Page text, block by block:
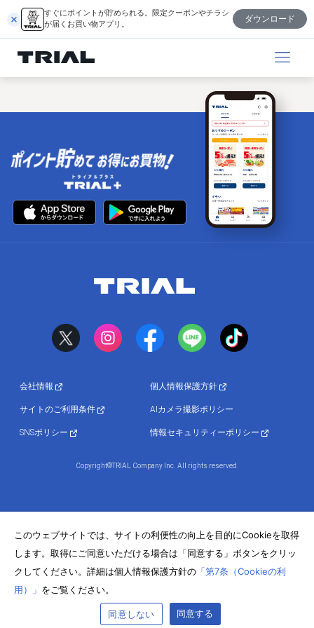
を
キ
すぐにポイントが貯められる。限定クーポンやチラシ
が届くお買い物アプリ。
ダウンロード
会社情報 個人情報保護方針
サイトのご利用条件 AIカメラ撮影ポリシー
SNSポリシー 情報セキュリティーポリシー
Copyright©TRIAL Company Inc. All rights reserved.
このウェブサイトでは、サイトの利便性の向上を目的にCookieを取得
します。取得にご同意いただける場合は「同意する」ボタンをクリッ
クしてください。詳細は個人情報保護方針の 「第7条（Cookieの利
用）」 をご覧ください。
同意する
同意しない